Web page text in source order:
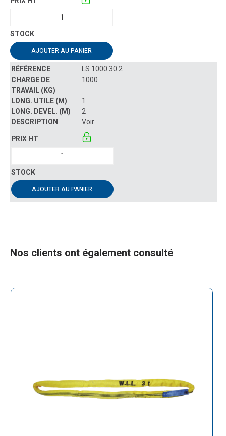
AJOUTER AU PANIER
LS 1000 30 2
1000
1
2
Voir
AJOUTER AU PANIER
Nos clients ont également consulté